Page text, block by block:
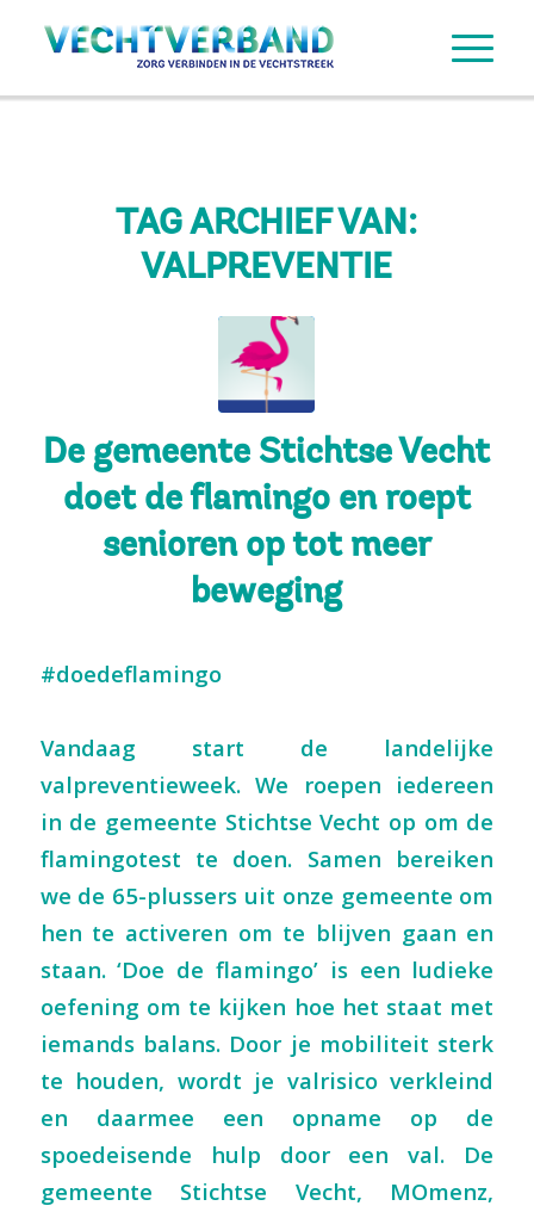
TAG ARCHIEF VAN:
VALPREVENTIE
De gemeente StichtseVecht
doet defamingo en roept
senioren op tot meer
beweging
#doedeflamingo
Vandaag start de landelijke
valpreventieweek. We roepen iedereen
in de gemeente Stichtse Vecht op om de
flamingotest te doen. Samen bereiken
we de 65-plussers uit onze gemeente om
hen te activeren om te blijven gaan en
staan. ‘Doe de flamingo’ is een ludieke
oefening om te kijken hoe het staat met
iemands balans. Door je mobiliteit sterk
te houden, wordt je valrisico verkleind
en daarmee een opname op de
spoedeisende hulp door een val. De
gemeente Stichtse Vecht, MOmenz,